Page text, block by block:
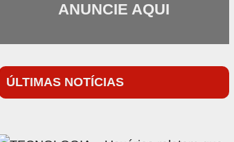
ANUNCIE AQUI
ÚLTIMAS NOTÍCIAS